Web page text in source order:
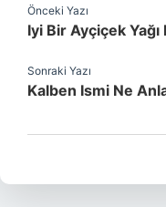
Önceki Yazı
Iyi Bir Ayçiçek Yağı
Sonraki Yazı
Kalben Ismi Ne